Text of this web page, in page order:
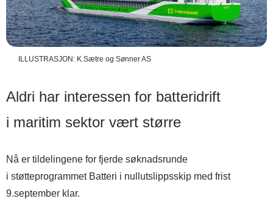
ILLUSTRASJON: K.Sætre og Sønner AS
Aldri har interessen for batteridrift
i maritim sektor vært større
Nå er tildelingene for fjerde søknadsrunde
i støtteprogrammet Batteri i nullutslippsskip med frist
9.september klar.